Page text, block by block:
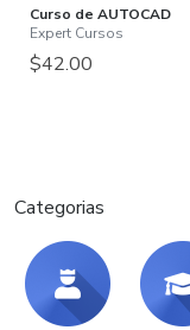
Curso de AUTOCAD
Expert Cursos
$42.00
Categorias